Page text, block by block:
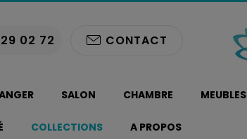
02 72 CONTACT
SALON CHAMBRE MEUBLES
COLLECTIONS A PROPOS